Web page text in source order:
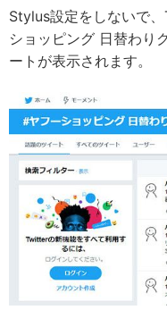
Stylus設定をしないで
ショッピング 日替わり
ートが表示されます。